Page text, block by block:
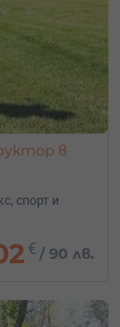
в
спорт и
€ /90 лв.